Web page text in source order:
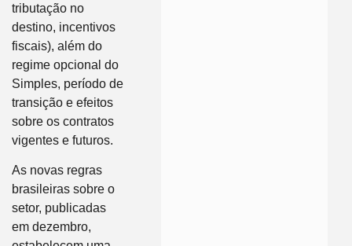
tributação no
destino, incentivos
fiscais), além do
regime opcional do
Simples, período de
transição e efeitos
sobre os contratos
vigentes e futuros.
As novas regras
brasileiras sobre o
setor, publicadas
em dezembro,